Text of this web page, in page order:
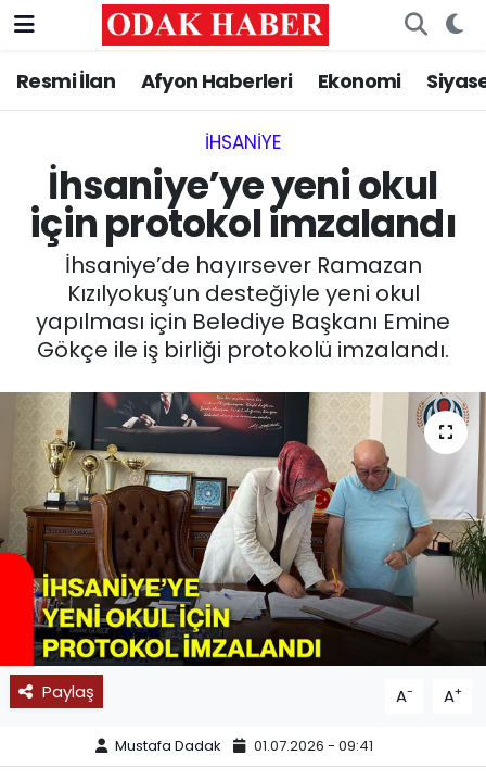
Resmi İlan Afyon Haberleri Ekonomi
İHSANIYE‎
İhsaniye’ye yeni okul
için protokol imzalandı
İhsaniye’de hayırsever Ramazan
Kızılyokuş’un desteğiyle yeni okul
yapılması için Belediye Başkanı Emine
Gökçe ile iş birliği protokolü imzalandı.
Paylaş A- A+
Mustafa Dadak 01.07.2026 - 09:41
AFYONKARAHİSAR HABERLERİ
ASAYİŞ
GÜNCEL
SİYASET
EĞİTİM
MAGAZİN
SAĞLIK
SPOR
11:11 MANŞET
Nöbetçi Eczaneler
Trafik Durumu
Süper Lig Puan Durumu ve Fikstür
Tüm Manşetler
Son Dakika Haberleri
Haber Arşivi